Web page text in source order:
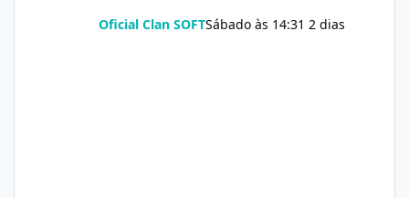
Oficial Clan SOFTSábado às 14:31 2 dias